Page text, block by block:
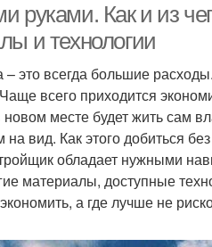
Как и из
и технологии
это всегда большие
всего приходится
месте будет жить сам
вид. Как этого добиться
обладает нужными
материалы, доступные
а где лучше не